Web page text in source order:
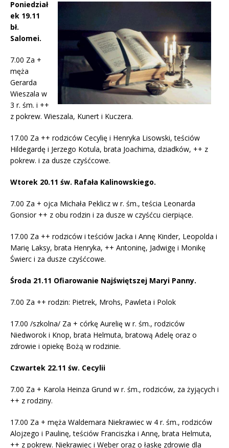
Poniedział
ek 19.11
bł.
Salomei.
7.00 Za +
męża
Gerarda
Wieszala w
3 r. śm. i ++
z pokrew. Wieszala, Kunert i Kuczera.
17.00 Za ++ rodziców Cecylię i Henryka Lisowski, teściów
Hildegardę i Jerzego Kotula, brata Joachima, dziadków, ++ z
pokrew. i za dusze czyśćcowe.
Wtorek 20.11 św. Rafała Kalinowskiego.
7.00 Za + ojca Michała Peklicz w r. śm., teścia Leonarda
Gonsior ++ z obu rodzin i za dusze w czyśćcu cierpiące.
17.00 Za ++ rodziców i teściów Jacka i Annę Kinder, Leopolda i
Marię Laksy, brata Henryka, ++ Antoninę, Jadwigę i Monikę
Świerc i za dusze czyśćcowe.
Środa 21.11 Ofiarowanie Najświętszej Maryi Panny.
7.00 Za ++ rodzin: Pietrek, Mrohs, Pawleta i Polok
17.00 /szkolna/ Za + córkę Aurelię w r. śm., rodziców
Niedworok i Knop, brata Helmuta, bratową Adelę oraz o
zdrowie i opiekę Bożą w rodzinie.
Czwartek 22.11 św. Cecylii
7.00 Za + Karola Heinza Grund w r. śm., rodziców, za żyjących i
++ z rodziny.
17.00 Za + męża Waldemara Niekrawiec w 4 r. śm., rodziców
Alojzego i Paulinę, teściów Franciszka i Annę, brata Helmuta,
++ z pokrew. Niekrawiec i Weber oraz o łaskę zdrowie dla